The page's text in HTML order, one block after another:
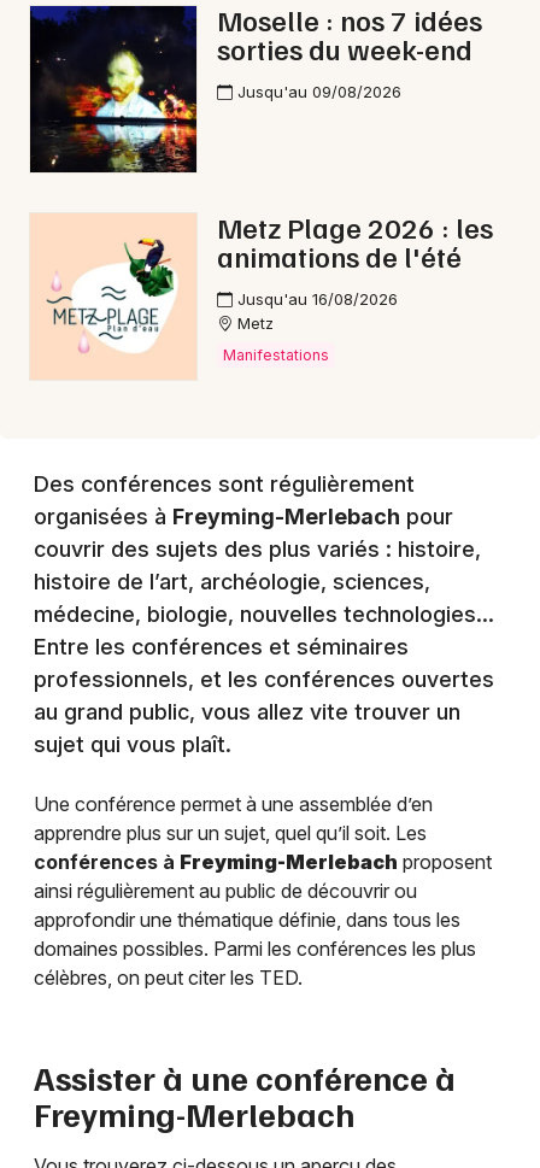
57 - Moselle
Choisir mes départements
Mon email
Je m'abonne
Moselle : nos 7 idées
sorties du week-end
Jusqu'au 09/08/2026
Metz Plage 2026 : les
animations de l'été
Jusqu'au 16/08/2026
Metz
Manifestations
Des conférences sont régulièrement
organisées à Freyming-Merlebach pour
couvrir des sujets des plus variés : histoire,
histoire de l’art, archéologie, sciences,
médecine, biologie, nouvelles technologies…
Entre les conférences et séminaires
professionnels, et les conférences ouvertes
au grand public, vous allez vite trouver un
sujet qui vous plaît.
Une conférence permet à une assemblée d’en
apprendre plus sur un sujet, quel qu’il soit. Les
conférences à Freyming-Merlebach proposent
ainsi régulièrement au public de découvrir ou
approfondir une thématique définie, dans tous les
domaines possibles. Parmi les conférences les plus
célèbres, on peut citer les TED.
Assister à une conférence à
Freyming-Merlebach